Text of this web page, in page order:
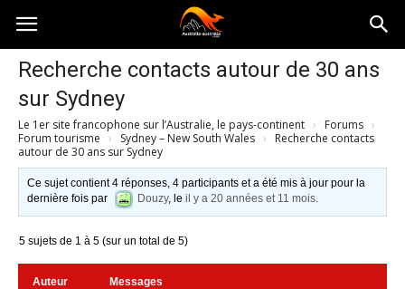
Australia-
australie.com
Recherche contacts autour de 30 ans
sur Sydney
Le 1er site francophone sur l’Australie, le pays-continent › Forums ›
Forum tourisme › Sydney – New South Wales ›
Recherche contacts
autour de 30 ans sur Sydney
Ce sujet contient 4 réponses, 4 participants et a été mis à jour pour la
dernière fois par
Douzy, leil y a 20 années et 11 mois.
5 sujets de 1 à 5 (sur un total de 5)
Auteur Messages